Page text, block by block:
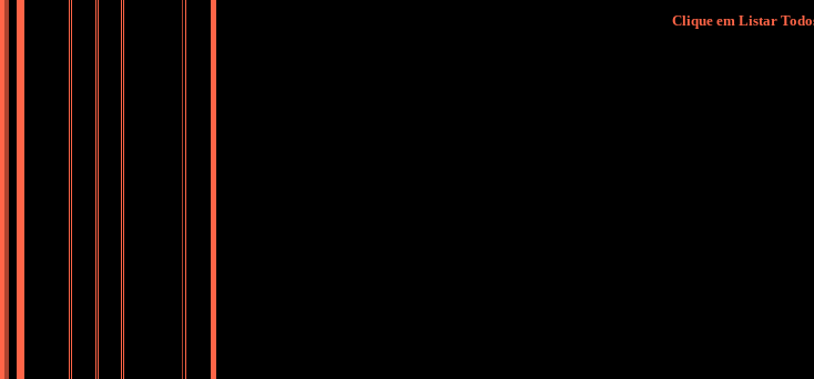
Clique em Listar